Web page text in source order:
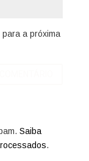
a próxima
Saiba
.